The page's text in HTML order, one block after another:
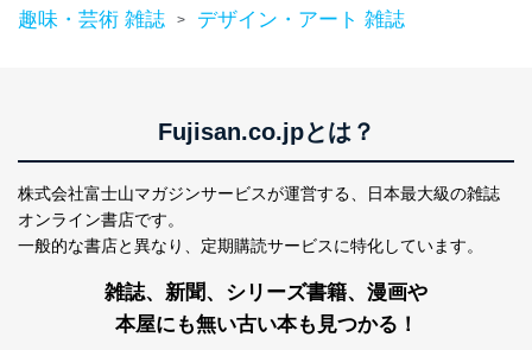
趣味・芸術 雑誌 > デザイン・アート 雑誌
Fujisan.co.jpとは？
株式会社富士山マガジンサービスが運営する、
日本最大級の雑誌
オンライン書店です。
一般的な書店と異なり、 定期購読サービスに特化しています。
雑誌、新聞、シリーズ書籍、漫画や
本屋にも無い古い本も見つかる！